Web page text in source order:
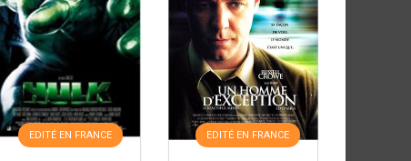
EDITÉ EN FRANCE EDITÉ EN FRANCE